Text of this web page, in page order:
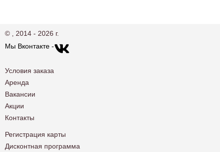
© , 2014 - 2026 г.
Мы Вконтакте -
Условия заказа
Аренда
Вакансии
Акции
Контакты
Регистрация карты
Дисконтная программа